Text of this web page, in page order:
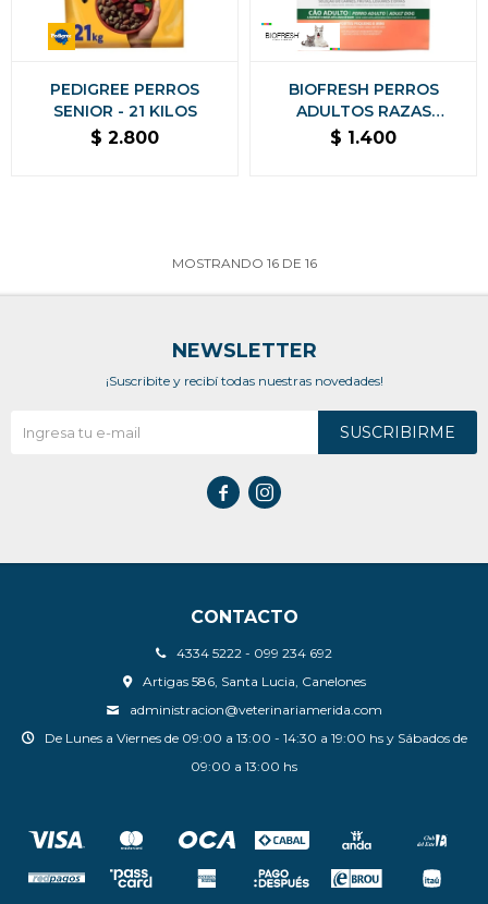
PEDIGREE PERROS
SENIOR - 21 KILOS
$ 2.800
BIOFRESH PERROS
ADULTOS RAZAS
PEQUEÑAS Y MINI - 3 KG
$ 1.400
MOSTRANDO 16DE 16
CONTACTO
4334 5222 - 099 234 692
Artigas 586, Santa Lucia, Canelones
administracion@veterinariamerida.com
De Lunes a Viernes de 09:00 a 13:00 - 14:30 a 19:00 hs y Sábados de
09:00 a 13:00 hs
NEWSLETTER
¡Suscribite y recibí todas nuestras novedades!
SUSCRIBIRME
 